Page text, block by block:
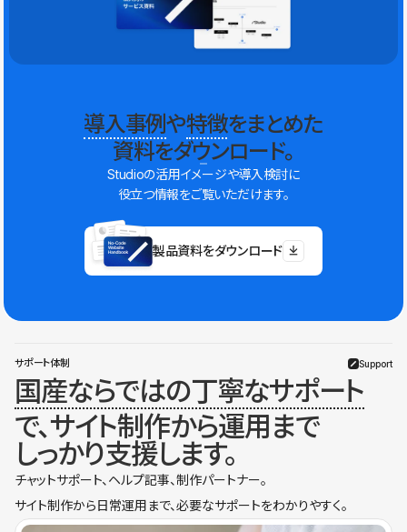
導入事例や特徴をまとめた
資料をダウンロード。
Studioの活用イメージや導入検討に
役立つ情報をご覧いただけます。
製品資料をダウンロード
サポート体制 Support
国産ならではの丁寧なサポート
で、サイト制作から運用まで
しっかり支援します。
チャットサポート、ヘルプ記事、制作パートナー。
サイト制作から日常運用まで、必要なサポートをわかりやすく。